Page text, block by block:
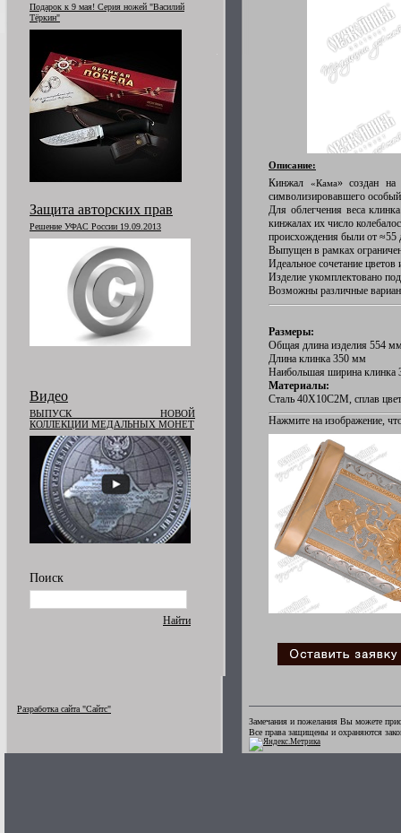
Подарок к 9 мая! Серия ножей "Василий
Тёркин"
Защита авторских прав
Решение УФАС России 19.09.2013
Видео
ВЫПУСК НОВОЙ
КОЛЛЕКЦИИ МЕДАЛЬНЫХ МОНЕТ
Поиск
Найти
Описание:
Кинжал «Кама» создан
символизировавшего
Для облегчения веса
кинжалах их число
происхождения были от ≈55
Выпущен в рамках
Идеальное сочетание
Изделие укомплектовано
Возможны различные
Размеры:
Общая длина изделия 554
Длина клинка 350 мм
Наибольшая ширина клинка
Материалы:
Сталь 40Х10С2М, сплав
Нажмите на изображение,
Разработка сайта "Сайтс"
Замечания и пожелания Вы можете
Все права защищены и охраняются